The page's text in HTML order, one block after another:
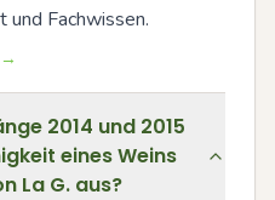
und Fachwissen.
2014 und 2015
eines Weins
La G. aus?